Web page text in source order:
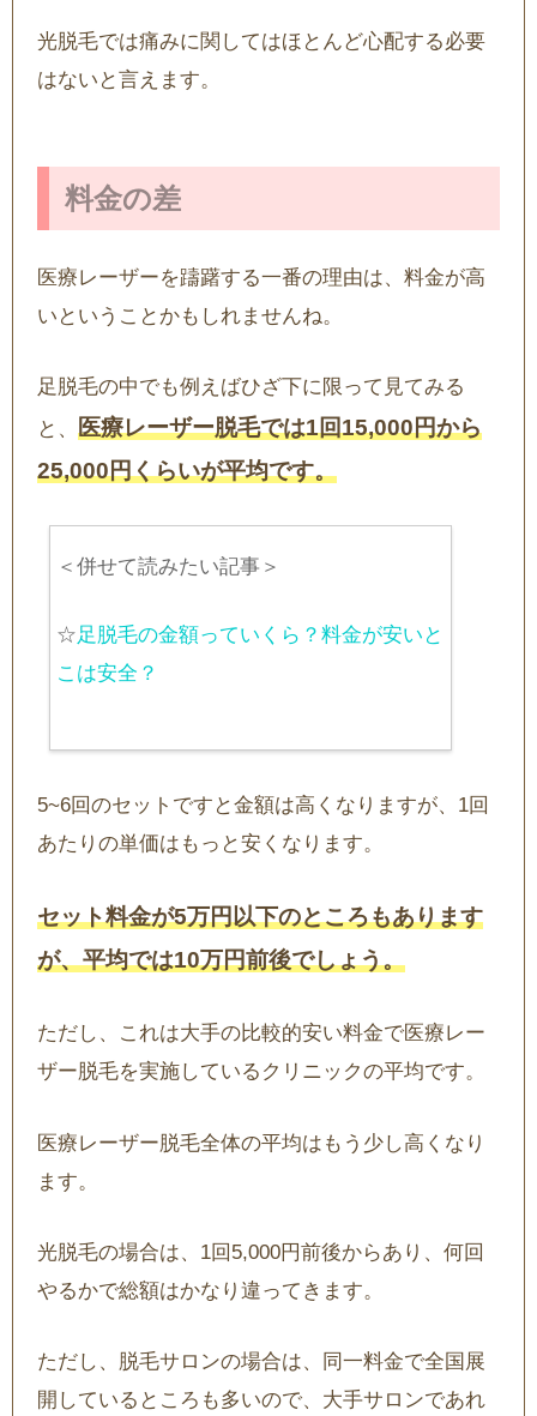
光脱毛では痛みに関してはほとんど心配する必要
はないと言えます。
料金の差
医療レーザーを躊躇する一番の理由は、料金が高
いということかもしれませんね。
足脱毛の中でも例えばひざ下に限って見てみる
と、 医療レーザー脱毛では1回15,000円から
25,000円くらいが平均です。
＜併せて読みたい記事＞
☆足脱毛の金額っていくら？料金が安いと
こは安全？
5~6回のセットですと金額は高くなりますが、1回
あたりの単価はもっと安くなります。
セット料金が5万円以下のところもあります
が、平均では10万円前後でしょう。
ただし、これは大手の比較的安い料金で医療レー
ザー脱毛を実施しているクリニックの平均です。
医療レーザー脱毛全体の平均はもう少し高くなり
ます。
光脱毛の場合は、1回5,000円前後からあり、何回
やるかで総額はかなり違ってきます。
ただし、脱毛サロンの場合は、同一料金で全国展
開しているところも多いので、大手サロンであれ